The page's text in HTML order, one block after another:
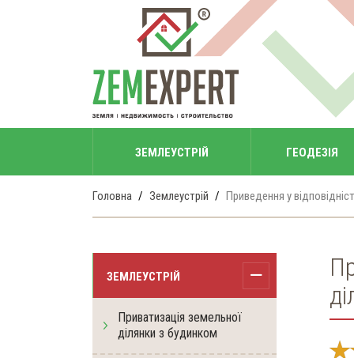
ЗЕМЛЕУСТРІЙ ГЕОДЕЗІЯ
Головна Землеустрій Приведення у
ЗЕМЛЕУСТРІЙ
Приватизація земельної
ділянки з будинком